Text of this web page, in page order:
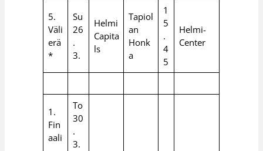
5.
Väli
erä
*
Su
26
.
3.
Helmi
Capita
ls
Tapiol
an
Honk
a
1
5
.
4
5
Helmi-
Center
1.
Fin
aali
To
30
.
3.